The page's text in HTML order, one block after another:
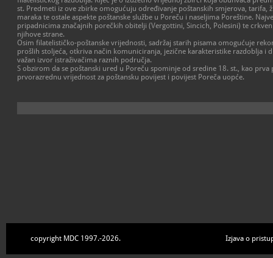
st. Predmeti iz ove zbirke omogućuju određivanje poštanskih smjerova, tarifa,
maraka te ostale aspekte poštanske službe u Poreču i naseljima Poreštine.
pripadnicima značajnih porečkih obitelji (Vergottini, Sincich, Polesini) te
njihove strane.
Osim filatelističko-poštanske vrijednosti, sadržaj starih pisama omogućuje
prošlih stoljeća, otkriva način komuniciranja, jezične karakteristike razdoblja i
važan izvor istraživačima raznih područja.
S obzirom da se poštanski ured u Poreču spominje od sredine 18. st., kao
prvorazrednu vrijednost za poštansku povijest i povijest Poreča uopće.
copyright MDC 1997.-2026. Izjava o